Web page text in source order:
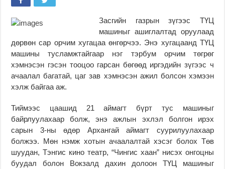
Засгийн газрын зүгээс ТҮЦ
машиныг ашиглалтад оруулаад
дөрвөн сар орчим хугацаа өнгөрчээ. Энэ хугацаанд ТҮЦ
машины тусламжтайгаар нэг тэрбум орчим төгрөг
хэмнэсэн гэсэн тооцоо гарсан бөгөөд иргэдийн зүгээс ч
ачаалал багатай, цаг зав хэмнэсэн ажил болсон хэмээн
хэлж байгаа аж.
Тиймээс цаашид 21 аймагт бүрт тус машиныг
байрлуулахаар болж, энэ ажлын эхлэл болгон ирэх
сарын 3-ны өдөр Архангай аймагт суурилуулахаар
болжээ. Мөн нэмж хотын ачаалалтай хэсэг болох Төв
шуудан, Тэнгис кино театр, “Чингис хаан” нисэх онгоцны
буудал болон Вокзалд дахин долоон ТҮЦ машиныг